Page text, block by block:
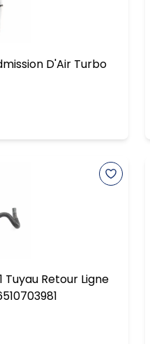
D'Air Turbo
Tuyau Retour Ligne